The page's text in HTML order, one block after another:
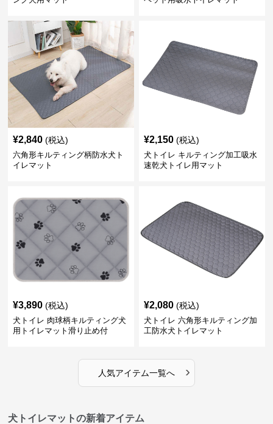
¥2,840 (税込)
六角形キルティング柄防水犬ト
イレマット
¥2,150 (税込)
犬トイレ キルティング加工吸水
速乾犬トイレ用マット
¥3,890 (税込)
犬トイレ 肉球柄キルティング犬
用トイレマット滑り止め付
¥2,080 (税込)
犬トイレ 六角形キルティング加
工防水犬トイレマット
人気アイテム一覧へ ›
犬トイレマットの新着アイテム